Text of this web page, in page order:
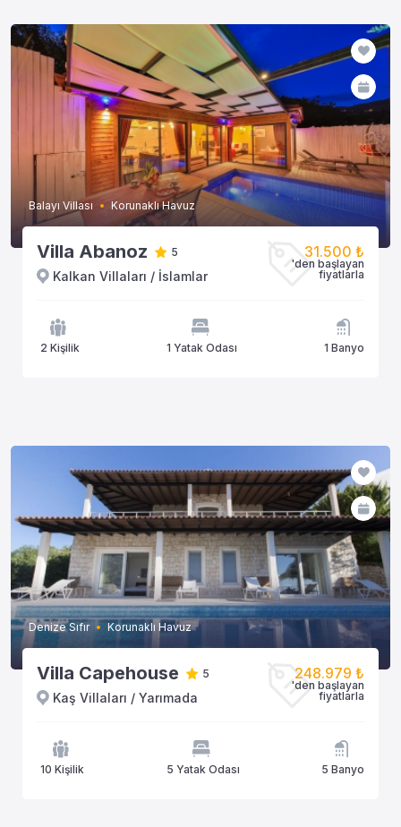
Balayı Villası Korunaklı Havuz
Villa Abanoz 5
Kalkan Villaları / İslamlar
31.500 ₺
'den başlayan
fiyatlarla
2 Kişilik 1 Yatak Odası 1 Banyo
Denize Sıfır Korunaklı Havuz
Villa Capehouse 5
Kaş Villaları / Yarımada
248.979 ₺
'den başlayan
fiyatlarla
10 Kişilik 5 Yatak Odası 5 Banyo